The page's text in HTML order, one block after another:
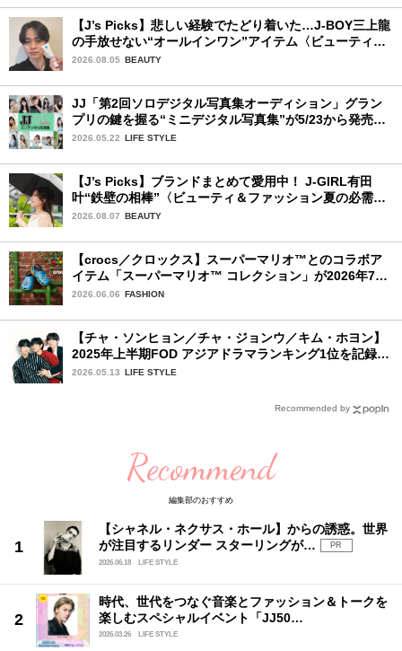
【J’s Picks】悲しい経験でたどり着いた…J-BOY三上龍
の手放せない“オールインワン”アイテム〈ビューティ＆
ファッション夏の必需品〉
2026.08.05 BEAUTY
JJ「第2回ソロデジタル写真集オーディション」グラン
プリの鍵を握る“ミニデジタル写真集”が5/23から発売！
ファイナリストの個性あふれる18冊
2026.05.22 LIFE STYLE
【J’s Picks】ブランドまとめて愛用中！ J-GIRL有田
叶“鉄壁の相棒”〈ビューティ＆ファッション夏の必需
品〉
2026.08.07 BEAUTY
【crocs／クロックス】スーパーマリオ™とのコラボア
イテム「スーパーマリオ™ コレクション」が2026年7月
16日より発売開始！
2026.06.06 FASHION
【チャ・ソンヒョン／チャ・ジョンウ／キム・ホヨン】
2025年上半期FOD アジアドラマランキング1位を記録！
韓国BLドラマ「秘密の間柄」出演の3人に来日記念イン
2026.05.13 LIFE STYLE
Recommended by
Recommend
編集部のおすすめ
【シャネル・ネクサス・ホール】からの誘惑。世界
が注目するリンダー スターリングが…
PR
2026.06.18
LIFE STYLE
時代、世代をつなぐ音楽とファッション＆トークを
楽しむスペシャルイベント「JJ50…
2026.03.26 LIFE STYLE